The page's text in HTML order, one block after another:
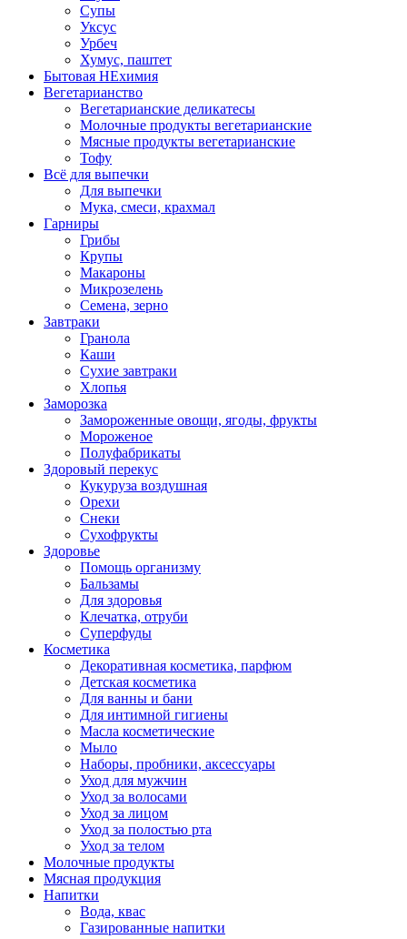
Супы
Уксус
Урбеч
Хумус, паштет
Бытовая НЕхимия
Вегетарианство
Вегетарианские деликатесы
Молочные продукты вегетарианские
Мясные продукты вегетарианские
Тофу
Всё для выпечки
Для выпечки
Мука, смеси, крахмал
Гарниры
Грибы
Крупы
Макароны
Микрозелень
Семена, зерно
Завтраки
Гранола
Каши
Сухие завтраки
Хлопья
Заморозка
Замороженные овощи, ягоды, фрукты
Мороженое
Полуфабрикаты
Здоровый перекус
Кукуруза воздушная
Орехи
Снеки
Сухофрукты
Здоровье
Помощь организму
Бальзамы
Для здоровья
Клечатка, отруби
Суперфуды
Косметика
Декоративная косметика, парфюм
Детская косметика
Для ванны и бани
Для интимной гигиены
Масла косметические
Мыло
Наборы, пробники, аксессуары
Уход для мужчин
Уход за волосами
Уход за лицом
Уход за полостью рта
Уход за телом
Молочные продукты
Мясная продукция
Напитки
Вода, квас
Газированные напитки